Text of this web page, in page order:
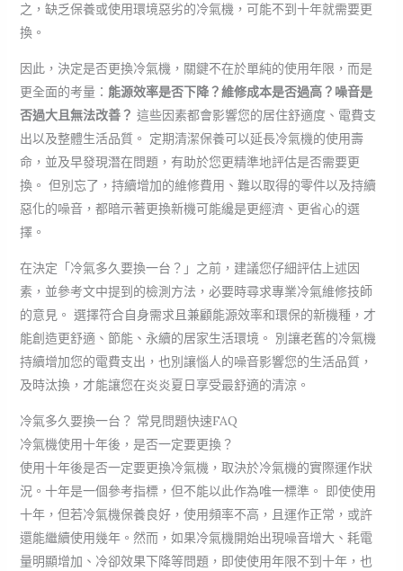
之，缺乏保養或使用環境惡劣的冷氣機，可能不到十年就需要更
換。
因此，決定是否更換冷氣機，關鍵不在於單純的使用年限，而是
更全面的考量： 能源效率是否下降？維修成本是否過高？噪音是
否過大且無法改善？ 這些因素都會影響您的居住舒適度、電費支
出以及整體生活品質。 定期清潔保養可以延長冷氣機的使用壽
命，並及早發現潛在問題，有助於您更精準地評估是否需要更
換。 但別忘了，持續增加的維修費用、難以取得的零件以及持續
惡化的噪音，都暗示著更換新機可能纔是更經濟、更省心的選
擇。
在決定「冷氣多久要換一台？」之前，建議您仔細評估上述因
素，並參考文中提到的檢測方法，必要時尋求專業冷氣維修技師
的意見。 選擇符合自身需求且兼顧能源效率和環保的新機種，才
能創造更舒適、節能、永續的居家生活環境。 別讓老舊的冷氣機
持續增加您的電費支出，也別讓惱人的噪音影響您的生活品質，
及時汰換，才能讓您在炎炎夏日享受最舒適的清涼。
冷氣多久要換一台？ 常見問題快速FAQ
冷氣機使用十年後，是否一定要更換？
使用十年後是否一定要更換冷氣機，取決於冷氣機的實際運作狀
況。十年是一個參考指標，但不能以此作為唯一標準。 即使使用
十年，但若冷氣機保養良好，使用頻率不高，且運作正常，或許
還能繼續使用幾年。然而，如果冷氣機開始出現噪音增大、耗電
量明顯增加、冷卻效果下降等問題，即使使用年限不到十年，也